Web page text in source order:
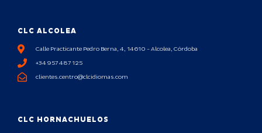
CLC HORNACHUELOS
CLC ALCOLEA
Calle Practicante Pedro Berna, 4, 14610 - Alcolea, Córdoba
+34 957 487 125
clientes.centro@clcidiomas.com